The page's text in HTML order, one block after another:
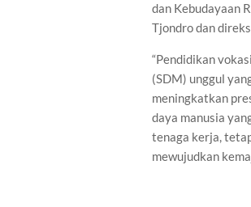
dan Kebudayaan
Tjondro dan
“Pendidikan
(SDM) unggul
meningkatkan
daya manusia
tenaga kerja,
mewujudkan